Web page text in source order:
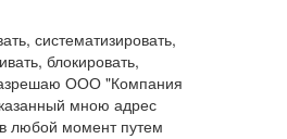
систематизировать,
блокировать,
ООО "Компания
мною адрес
любой момент путем